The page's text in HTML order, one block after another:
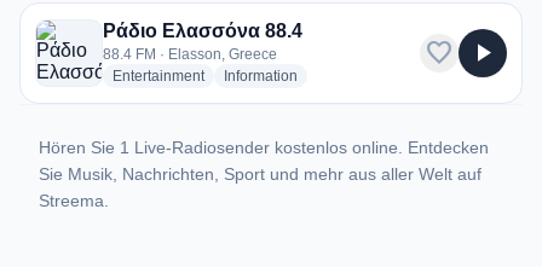
1 Radiosender aus Elasson
Ράδιο Ελασσόνα 88.4
88.4 FM · Elasson, Greece
Entertainmentradio stations
Information
favorite play_arrow
Hören Sie 1 Live-Radiosender kostenlos online. Entdecken
Sie Musik, Nachrichten, Sport und mehr aus aller Welt auf
Streema.